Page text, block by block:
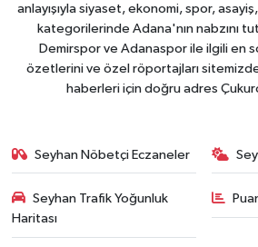
anlayışıyla siyaset, ekonomi, spor,
kategorilerinde Adana'nın nabzını
Demirspor ve Adanaspor ile ilgili en
özetlerini ve özel röportajları
haberleri için doğru adres
Seyhan Nöbetçi Eczaneler
Seyhan Trafik Yoğunluk
Haritası